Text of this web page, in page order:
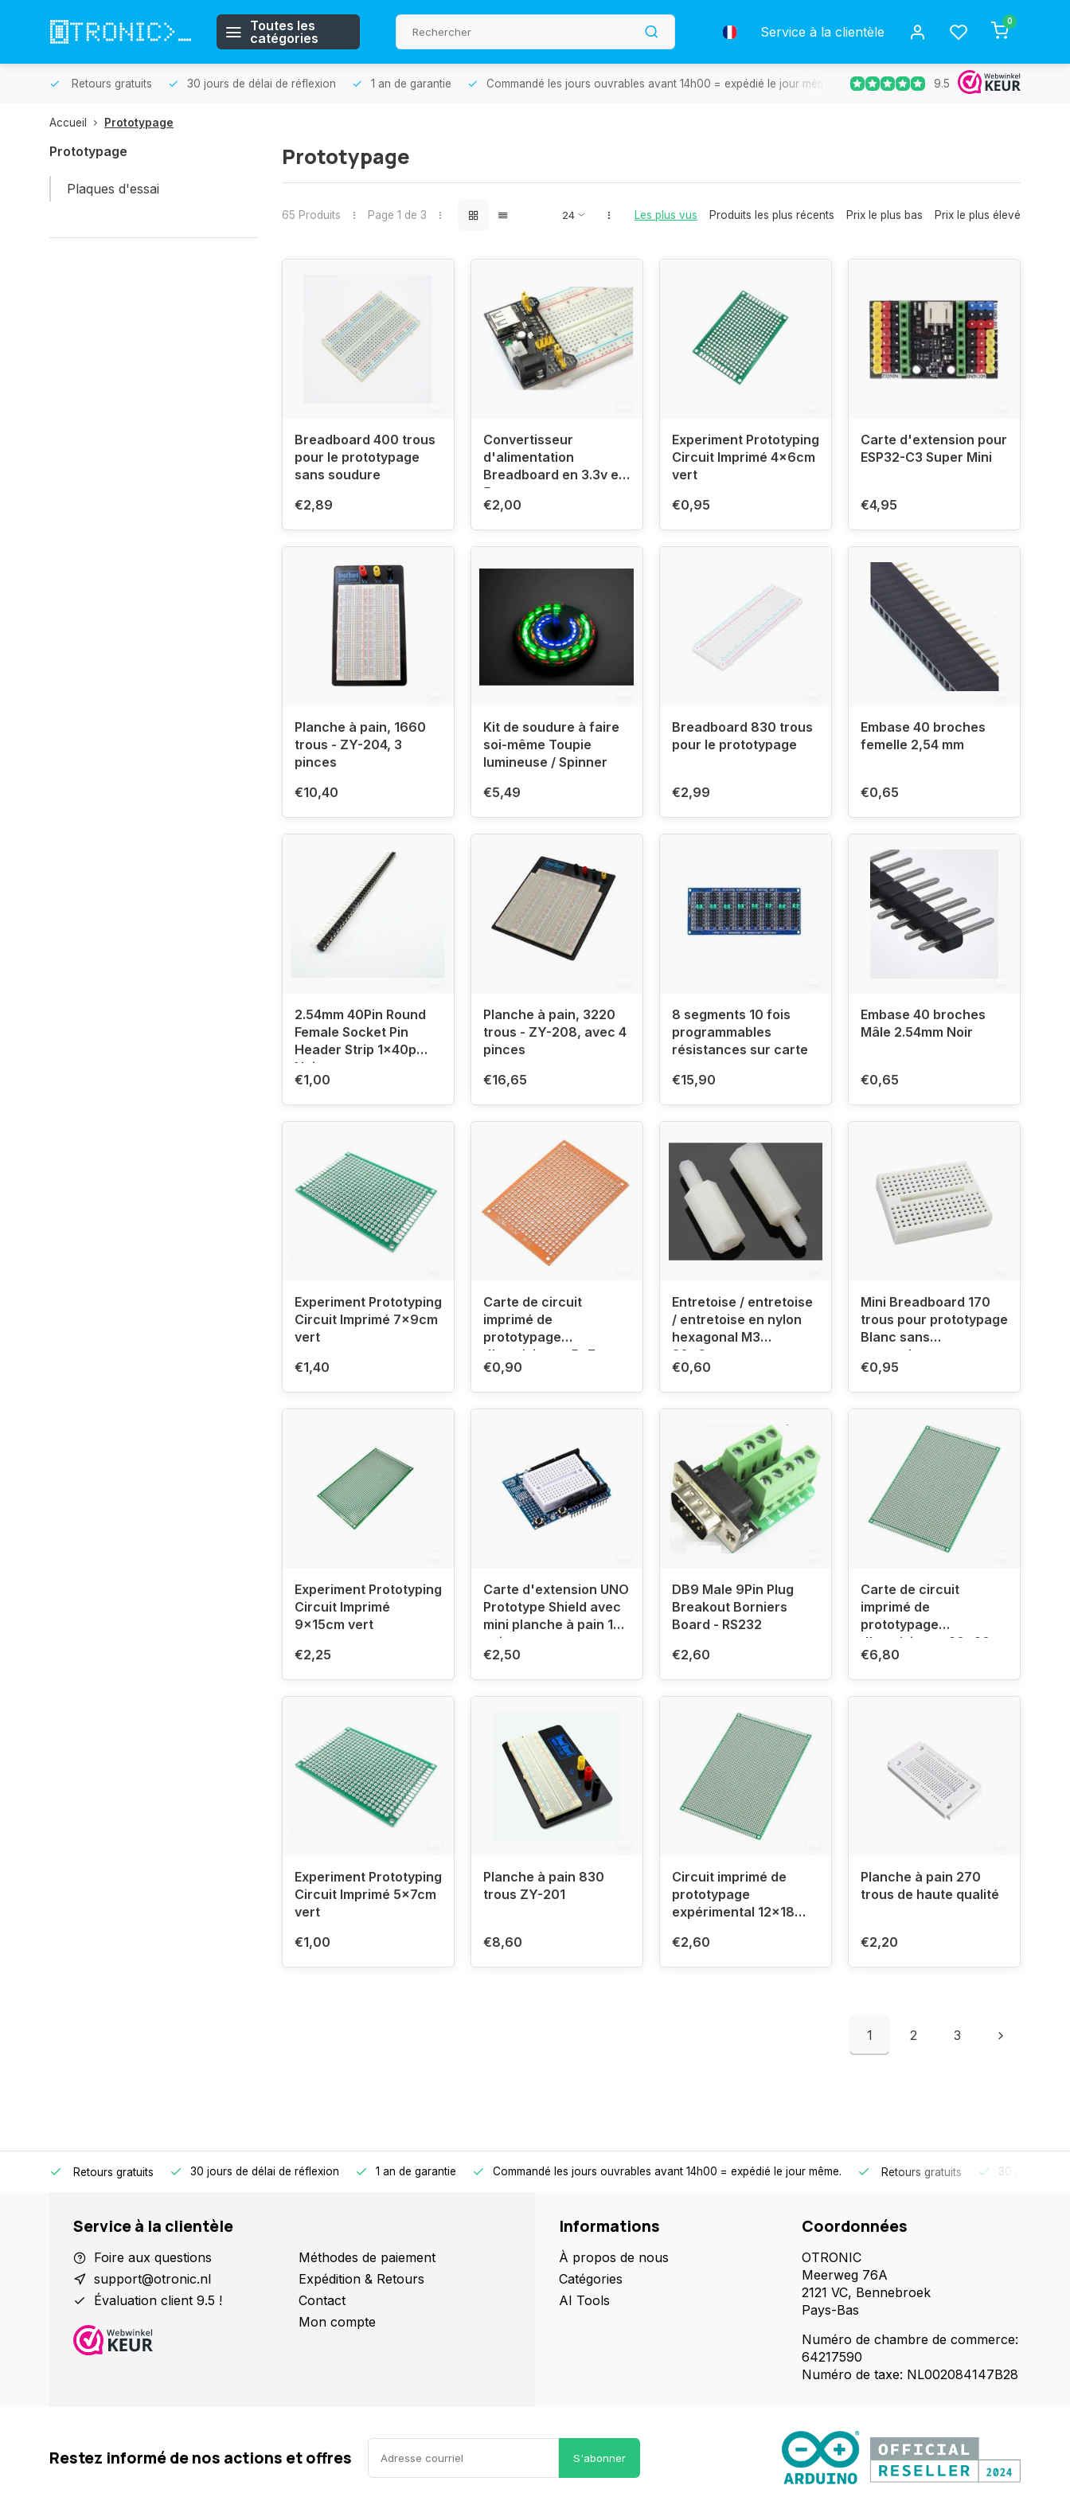
Toutes les
catégories
Service à la clientèle
0
Retours gratuits 30 jours de délai de réflexion 1 an de garantie Commandé les jours ouvrables avant 14h00 = expédié le jour même. Retours gratuits 30 jours de
9.5
Accueil Prototypage
Prototypage
Plaques d'essai
Prototypage
65 Produits Page 1 de 3 Les plus vus Produits les plus récents Prix le plus bas Prix le plus élevé
Breadboard 400 trous
pour le prototypage
sans soudure
€2,89
Convertisseur
d'alimentation
Breadboard en 3.3v et
5v
€2,00
Experiment Prototyping
Circuit Imprimé 4x6cm
vert
€0,95
Carte d'extension pour
ESP32-C3 Super Mini
€4,95
Planche à pain, 1660
trous - ZY-204, 3
pinces
€10,40
Kit de soudure à faire
soi-même Toupie
lumineuse / Spinner
€5,49
Breadboard 830 trous
pour le prototypage
€2,99
Embase 40 broches
femelle 2,54 mm
€0,65
2.54mm 40Pin Round
Female Socket Pin
Header Strip 1x40p
Noir
€1,00
Planche à pain, 3220
trous - ZY-208, avec 4
pinces
€16,65
8 segments 10 fois
programmables
résistances sur carte
€15,90
Embase 40 broches
Mâle 2.54mm Noir
€0,65
Experiment Prototyping
Circuit Imprimé 7x9cm
vert
€1,40
Carte de circuit
imprimé de
prototypage
d'expérience 5x7cm
€0,90
Entretoise / entretoise
/ entretoise en nylon
hexagonal M3
30x6mm
€0,60
Mini Breadboard 170
trous pour prototypage
Blanc sans
accouplement
€0,95
Experiment Prototyping
Circuit Imprimé
9x15cm vert
€2,25
Carte d'extension UNO
Prototype Shield avec
mini planche à pain 170
points
€2,50
DB9 Male 9Pin Plug
Breakout Borniers
Board - RS232
€2,60
Carte de circuit
imprimé de
prototypage
d'expérience 20x30
vert simple face
€6,80
Experiment Prototyping
Circuit Imprimé 5x7cm
vert
€1,00
Planche à pain 830
trous ZY-201
€8,60
Circuit imprimé de
prototypage
expérimental 12x18
€2,60
Planche à pain 270
trous de haute qualité
€2,20
1 2 3
Retours gratuits 30 jours de délai de réflexion 1 an de garantie Commandé les jours ouvrables avant 14h00 = expédié le jour même. Retours gratuits 30 jours de
Service à la clientèle
Foire aux questions
support@otronic.nl
Évaluation client 9.5 !
Méthodes de paiement
Expédition & Retours
Contact
Mon compte
Informations
À propos de nous
Catégories
AI Tools
Coordonnées
OTRONIC
Meerweg 76A
2121 VC, Bennebroek
Pays-Bas
Numéro de chambre de commerce:
64217590
Numéro de taxe: NL002084147B28
Restez informé de nos actions et offres S'abonner